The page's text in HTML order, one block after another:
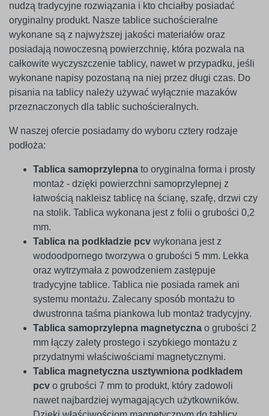
nudzą tradycyjne rozwiązania i kto chciałby posiadać
oryginalny produkt. Nasze tablice suchościeralne
wykonane są z najwyższej jakości materiałów oraz
posiadają nowoczesną powierzchnię, która pozwala na
całkowite wyczyszczenie tablicy, nawet w przypadku, jeśli
wykonane napisy pozostaną na niej przez długi czas. Do
pisania na tablicy należy używać wyłącznie mazaków
przeznaczonych dla tablic suchościeralnych.
W naszej ofercie posiadamy do wyboru cztery rodzaje
podłoża:
Tablica samoprzylepna to oryginalna forma i prosty
montaż - dzięki powierzchni samoprzylepnej z
łatwością nakleisz tablicę na ścianę, szafę, drzwi czy
na stolik. Tablica wykonana jest z folii o grubości 0,2
mm.
Tablica na podkładzie pcv wykonana jest z
wodoodpornego tworzywa o grubości 5 mm. Lekka
oraz wytrzymała z powodzeniem zastępuje
tradycyjne tablice. Tablica nie posiada ramek ani
systemu montażu. Zalecany sposób montażu to
dwustronna taśma piankowa lub montaż tradycyjny.
Tablica samoprzylepna magnetyczna o grubości 2
mm łączy zalety prostego i szybkiego montażu z
przydatnymi właściwościami magnetycznymi.
Tablica magnetyczna usztywniona podkładem
pcv o grubości 7 mm to produkt, który zadowoli
nawet najbardziej wymagających użytkowników.